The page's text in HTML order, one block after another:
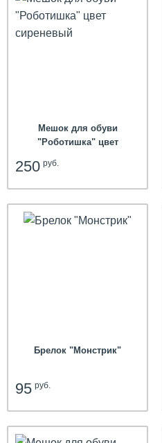
Мешок для обуви
"Роботишка" цвет
250руб.
Брелок "Монстрик"
95руб.